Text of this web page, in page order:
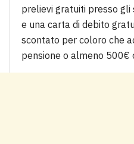
prelievi gratuiti presso
e una carta di debito
scontato per coloro che
pensione o almeno 500€